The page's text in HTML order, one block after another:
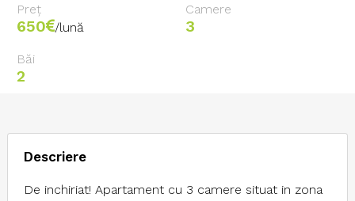
Preț
650 /lună
Camere
3
Băi
2
Descriere
De inchiriat! Apartament cu 3 camere situat in zona